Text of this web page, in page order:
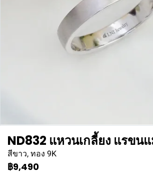
ND832 แหวนเกลี้ยง แรขน
สีขาว, ทอง 9K
฿9,490